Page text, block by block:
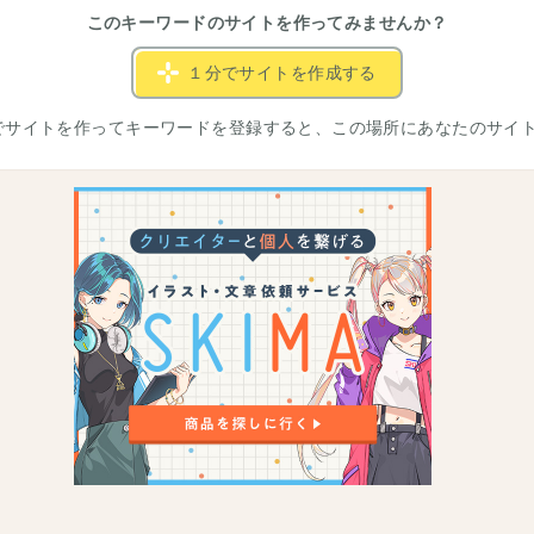
このキーワードのサイトを作ってみませんか？
１分でサイトを作成する
イトを作ってキーワードを登録すると、この場所にあなたのサイ